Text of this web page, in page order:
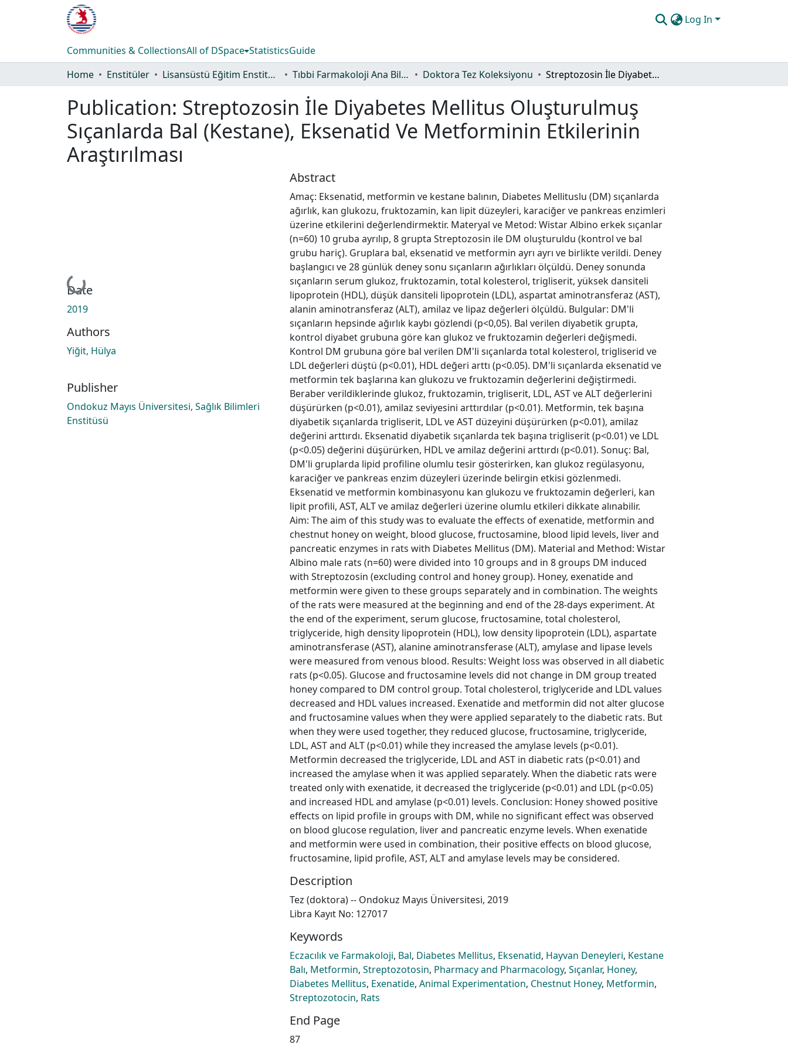
Log In
Communities & CollectionsAll of DSpace StatisticsGuide
Home
Enstitüler Lisansüstü Eğitim Enstitüsü Tıbbi Farmakoloji Ana Bilim Dalı Doktora Tez Koleksiyonu Streptozosin İle Diyabetes Mellitus Oluşturulmuş Sıçanlarda Bal (Kestane), Eksenatid Ve Metforminin Etkilerinin Araştırılması
Publication: Streptozosin İle Diyabetes Mellitus Oluşturulmuş
Sıçanlarda Bal (Kestane), Eksenatid Ve Metforminin Etkilerinin
Araştırılması
Loading...
Date
2019
Authors
Yiğit, Hülya
Publisher
Ondokuz Mayıs Üniversitesi, Sağlık Bilimleri
Enstitüsü
Abstract
Amaç: Eksenatid, metformin ve kestane balının, Diabetes Mellituslu (DM) sıçanlarda
ağırlık, kan glukozu, fruktozamin, kan lipit düzeyleri, karaciğer ve pankreas enzimleri
üzerine etkilerini değerlendirmektir. Materyal ve Metod: Wistar Albino erkek sıçanlar
(n=60) 10 gruba ayrılıp, 8 grupta Streptozosin ile DM oluşturuldu (kontrol ve bal
grubu hariç). Gruplara bal, eksenatid ve metformin ayrı ayrı ve birlikte verildi. Deney
başlangıcı ve 28 günlük deney sonu sıçanların ağırlıkları ölçüldü. Deney sonunda
sıçanların serum glukoz, fruktozamin, total kolesterol, trigliserit, yüksek dansiteli
lipoprotein (HDL), düşük dansiteli lipoprotein (LDL), aspartat aminotransferaz (AST),
alanin aminotransferaz (ALT), amilaz ve lipaz değerleri ölçüldü. Bulgular: DM'li
sıçanların hepsinde ağırlık kaybı gözlendi (p<0,05). Bal verilen diyabetik grupta,
kontrol diyabet grubuna göre kan glukoz ve fruktozamin değerleri değişmedi.
Kontrol DM grubuna göre bal verilen DM'li sıçanlarda total kolesterol, trigliserid ve
LDL değerleri düştü (p<0.01), HDL değeri arttı (p<0.05). DM'li sıçanlarda eksenatid ve
metformin tek başlarına kan glukozu ve fruktozamin değerlerini değiştirmedi.
Beraber verildiklerinde glukoz, fruktozamin, trigliserit, LDL, AST ve ALT değerlerini
düşürürken (p<0.01), amilaz seviyesini arttırdılar (p<0.01). Metformin, tek başına
diyabetik sıçanlarda trigliserit, LDL ve AST düzeyini düşürürken (p<0.01), amilaz
değerini arttırdı. Eksenatid diyabetik sıçanlarda tek başına trigliserit (p<0.01) ve LDL
(p<0.05) değerini düşürürken, HDL ve amilaz değerini arttırdı (p<0.01). Sonuç: Bal,
DM'li gruplarda lipid profiline olumlu tesir gösterirken, kan glukoz regülasyonu,
karaciğer ve pankreas enzim düzeyleri üzerinde belirgin etkisi gözlenmedi.
Eksenatid ve metformin kombinasyonu kan glukozu ve fruktozamin değerleri, kan
lipit profili, AST, ALT ve amilaz değerleri üzerine olumlu etkileri dikkate alınabilir.
Aim: The aim of this study was to evaluate the effects of exenatide, metformin and
chestnut honey on weight, blood glucose, fructosamine, blood lipid levels, liver and
pancreatic enzymes in rats with Diabetes Mellitus (DM). Material and Method: Wistar
Albino male rats (n=60) were divided into 10 groups and in 8 groups DM induced
with Streptozosin (excluding control and honey group). Honey, exenatide and
metformin were given to these groups separately and in combination. The weights
of the rats were measured at the beginning and end of the 28-days experiment. At
the end of the experiment, serum glucose, fructosamine, total cholesterol,
triglyceride, high density lipoprotein (HDL), low density lipoprotein (LDL), aspartate
aminotransferase (AST), alanine aminotransferase (ALT), amylase and lipase levels
were measured from venous blood. Results: Weight loss was observed in all diabetic
rats (p<0.05). Glucose and fructosamine levels did not change in DM group treated
honey compared to DM control group. Total cholesterol, triglyceride and LDL values
decreased and HDL values increased. Exenatide and metformin did not alter glucose
and fructosamine values when they were applied separately to the diabetic rats. But
when they were used together, they reduced glucose, fructosamine, triglyceride,
LDL, AST and ALT (p<0.01) while they increased the amylase levels (p<0.01).
Metformin decreased the triglyceride, LDL and AST in diabetic rats (p<0.01) and
increased the amylase when it was applied separately. When the diabetic rats were
treated only with exenatide, it decreased the triglyceride (p<0.01) and LDL (p<0.05)
and increased HDL and amylase (p<0.01) levels. Conclusion: Honey showed positive
effects on lipid profile in groups with DM, while no significant effect was observed
on blood glucose regulation, liver and pancreatic enzyme levels. When exenatide
and metformin were used in combination, their positive effects on blood glucose,
fructosamine, lipid profile, AST, ALT and amylase levels may be considered.
Description
Tez (doktora) -- Ondokuz Mayıs Üniversitesi, 2019
Libra Kayıt No: 127017
Keywords
Eczacılık ve Farmakoloji, Bal, Diabetes Mellitus, Eksenatid, Hayvan Deneyleri, Kestane
Balı, Metformin, Streptozotosin, Pharmacy and Pharmacology, Sıçanlar, Honey,
Diabetes Mellitus, Exenatide, Animal Experimentation, Chestnut Honey, Metformin,
Streptozotocin, Rats
End Page
87